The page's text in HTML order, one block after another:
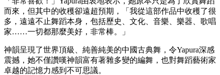
而來，但其中的收穫卻遠超預期，「我從這部作品中收穫了很
多，遠遠不止舞蹈本身，包括歷史、文化、音樂、樂器、歌唱
家……一切都那麼美好，非常棒。」
神韻呈現了世界頂級、純善純美的中國古典舞，令Yapura深感
震撼，她不僅讚嘆神韻富有著雜多變的編舞，也對舞蹈藝術家
卓越的記憶力感到不可思議。